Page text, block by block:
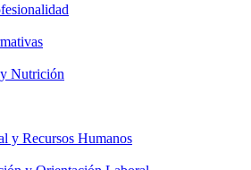
Nutrición
y Recursos Humanos